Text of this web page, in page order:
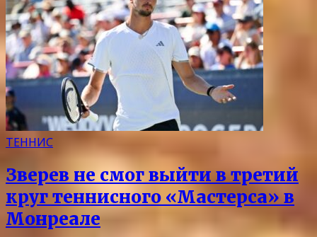
ТЕННИС
Зверев не смог выйти в третий
круг теннисного «Мастерса» в
Монреале